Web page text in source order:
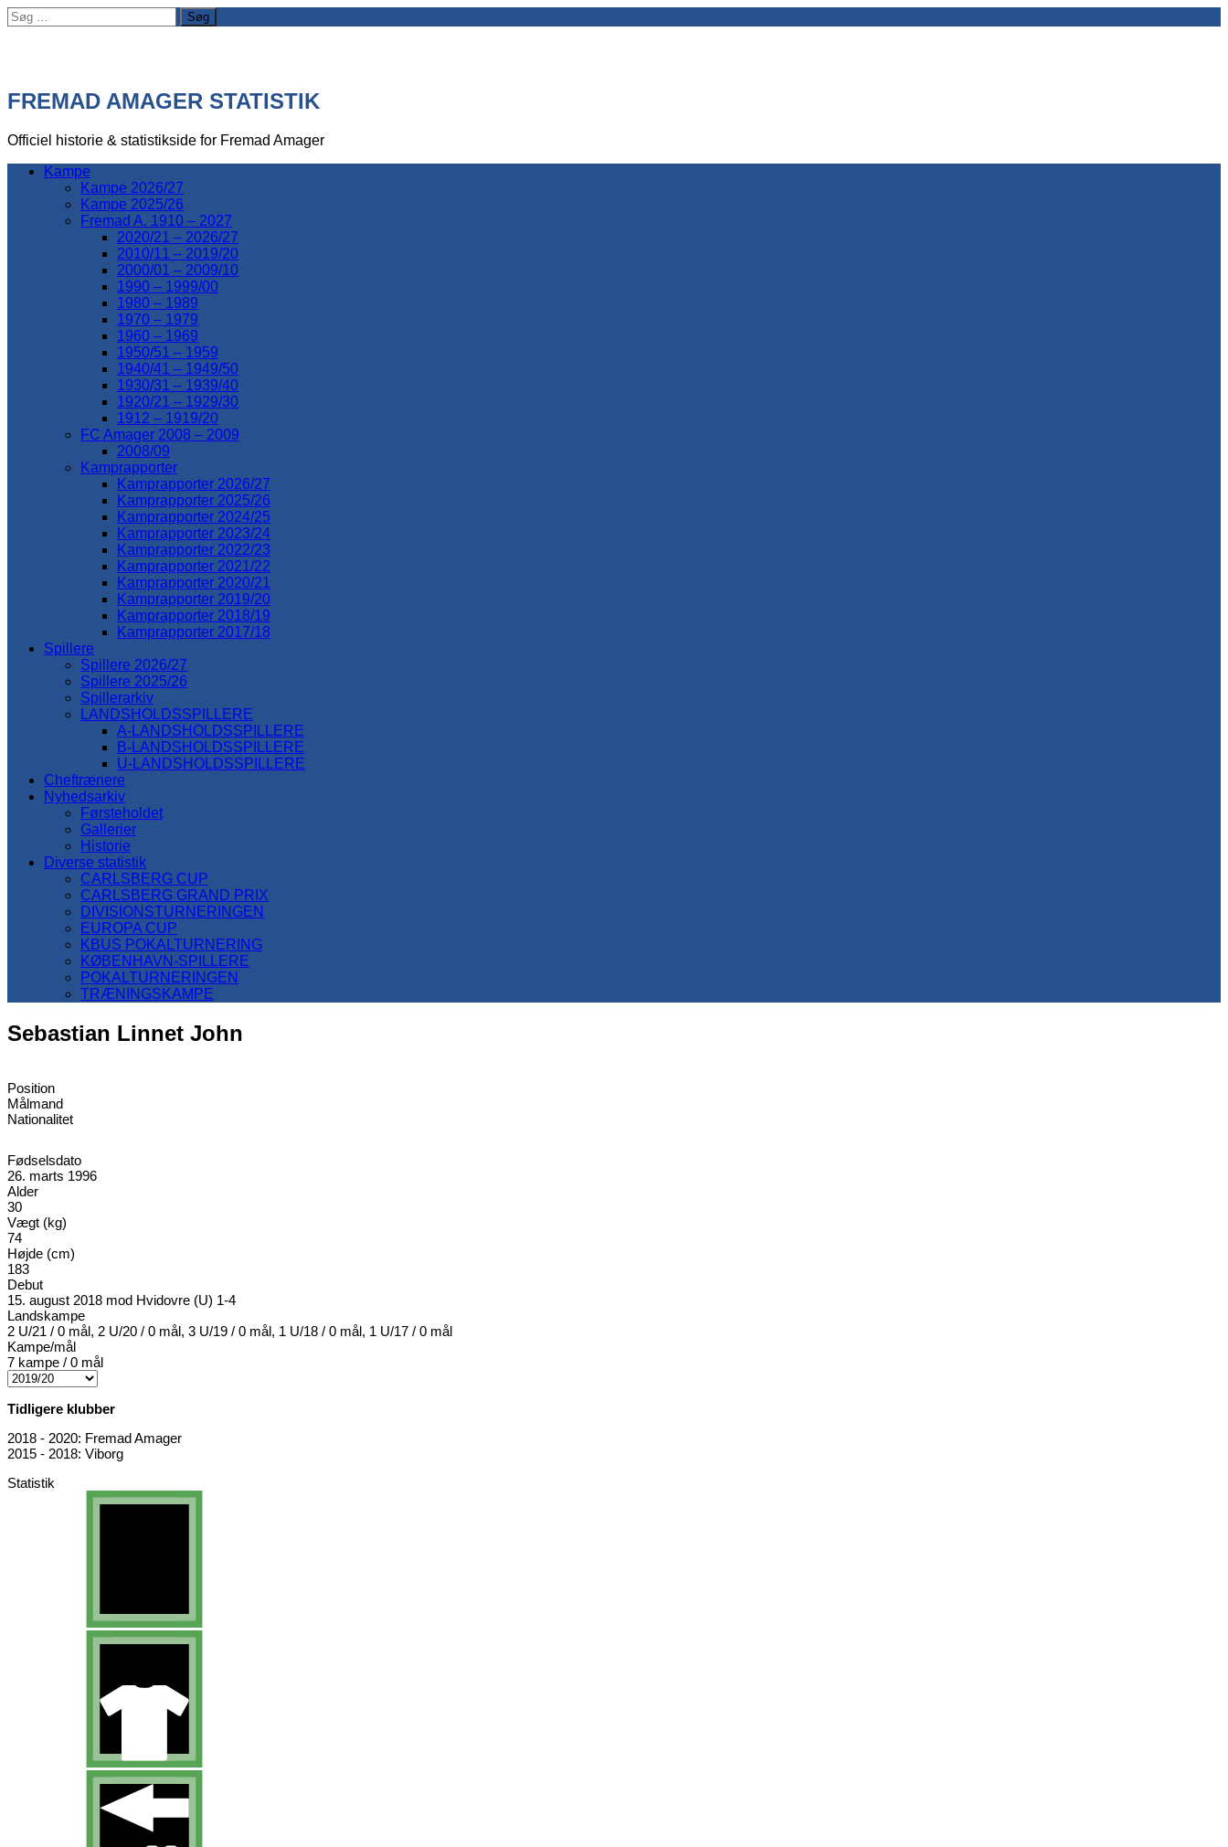
Søg
efter:
FREMAD AMAGER STATISTIK
Officiel historie & statistikside for Fremad Amager
Kampe
Kampe 2026/27
Kampe 2025/26
Fremad A. 1910 – 2027
2020/21 – 2026/27
2010/11 – 2019/20
2000/01 – 2009/10
1990 – 1999/00
1980 – 1989
1970 – 1979
1960 – 1969
1950/51 – 1959
1940/41 – 1949/50
1930/31 – 1939/40
1920/21 – 1929/30
1912 – 1919/20
FC Amager 2008 – 2009
2008/09
Kamprapporter
Kamprapporter 2026/27
Kamprapporter 2025/26
Kamprapporter 2024/25
Kamprapporter 2023/24
Kamprapporter 2022/23
Kamprapporter 2021/22
Kamprapporter 2020/21
Kamprapporter 2019/20
Kamprapporter 2018/19
Kamprapporter 2017/18
Spillere
Spillere 2026/27
Spillere 2025/26
Spillerarkiv
LANDSHOLDSSPILLERE
A-LANDSHOLDSSPILLERE
B-LANDSHOLDSSPILLERE
U-LANDSHOLDSSPILLERE
Cheftrænere
Nyhedsarkiv
Førsteholdet
Gallerier
Historie
Diverse statistik
CARLSBERG CUP
CARLSBERG GRAND PRIX
DIVISIONSTURNERINGEN
EUROPA CUP
KBUS POKALTURNERING
KØBENHAVN-SPILLERE
POKALTURNERINGEN
TRÆNINGSKAMPE
Sebastian Linnet John
Position
Målmand
Nationalitet
Fødselsdato
26. marts 1996
Alder
30
Vægt (kg)
74
Højde (cm)
183
Debut
15. august 2018 mod Hvidovre (U) 1-4
Landskampe
2 U/21 / 0 mål, 2 U/20 / 0 mål, 3 U/19 / 0 mål, 1 U/18 / 0 mål, 1 U/17 / 0 mål
Kampe/mål
7 kampe / 0 mål
Tidligere klubber
2018 - 2020: Fremad Amager
2015 - 2018: Viborg
Statistik